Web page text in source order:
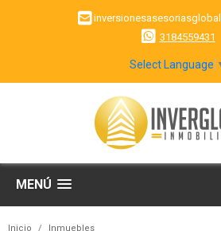
3184559431
Select Language
MENÚ
Inicio Inmuebles